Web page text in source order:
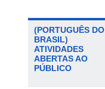
(PORTUGUÊS DO
BRASIL)
ATIVIDADES
ABERTAS AO
PÚBLICO